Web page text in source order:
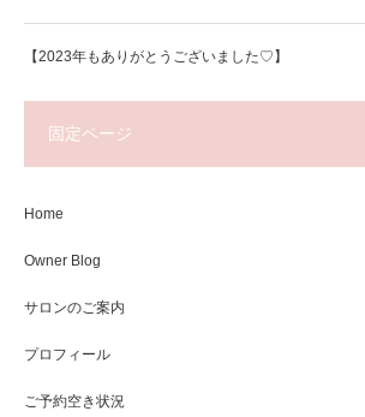
【2023年もありがとうございました♡】
固定ページ
Home
Owner Blog
サロンのご案内
プロフィール
ご予約空き状況